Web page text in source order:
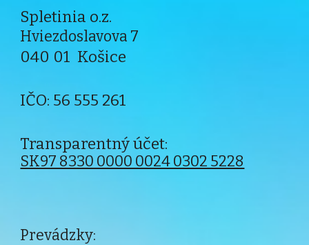
Spletinia o.z.
Hviezdoslavova 7
040 01 Košice
IČO: 56 555 261
Transparentný účet:
SK97 8330 0000 0024 0302 5228
Prevádzky: